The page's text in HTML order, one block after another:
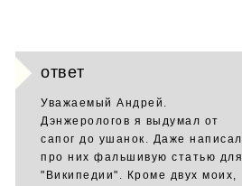
ответ
Уважаемый Андрей.
Дэнжерологов я выдумал от
сапог до ушанок. Даже написал
про них фальшивую статью для
"Википедии". Кроме двух моих,